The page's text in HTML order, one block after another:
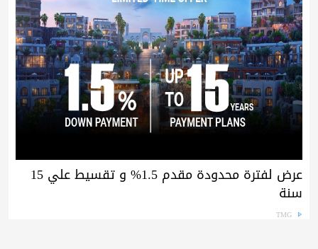
عرض لفترة محدودة مقدم 1.5% و تقسيط علي 15
سنة
TMG